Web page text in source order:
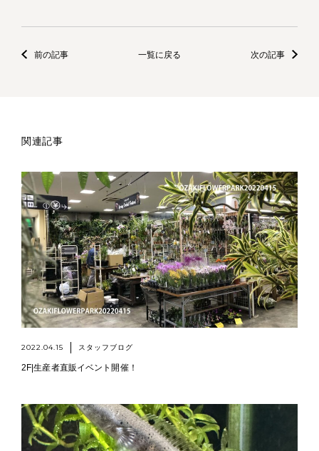
前の記事 一覧に戻る 次の記事
関連記事
2022.04.15 スタッフブログ
2F|生産者直販イベント開催！